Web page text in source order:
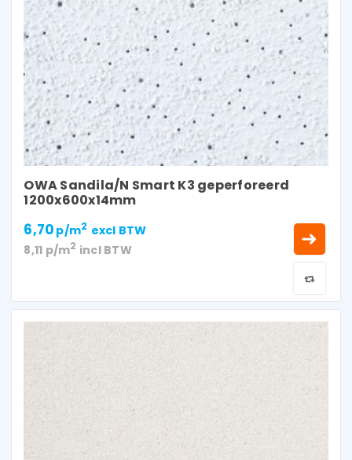
OWA Sandila/N Smart K3 geperforeerd
1200x600x14mm
6,70 p/m2 excl BTW
8,11 p/m2 incl BTW